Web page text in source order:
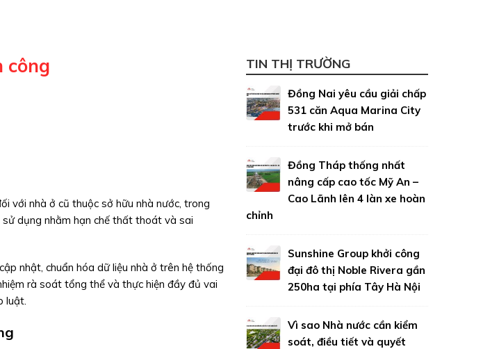
công
với nhà ở cũ thuộc sở hữu nhà nước, trong
dụng nhằm hạn chế thất thoát và sai
nhật, chuẩn hóa dữ liệu nhà ở trên hệ thống
rà soát tổng thể và thực hiện đầy đủ vai
luật.
TIN THỊ TRƯỜNG
Đồng Nai yêu cầu giải chấp
531 căn Aqua Marina City
trước khi mở bán
Đồng Tháp thống nhất
nâng cấp cao tốc Mỹ An –
Cao Lãnh lên 4 làn xe hoàn
chỉnh
Sunshine Group khởi công
đại đô thị Noble Rivera gần
250ha tại phía Tây Hà Nội
Vì sao Nhà nước cần kiểm
soát, điều tiết và quyết